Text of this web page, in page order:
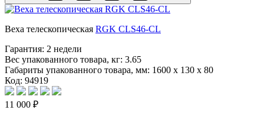
Веха телескопическая RGK CLS46-CL
Гарантия: 2 недели
Вес упакованного товара, кг: 3.65
Габариты упакованного товара, мм: 1600 x 130 x 80
Код: 94919
11 000 ₽